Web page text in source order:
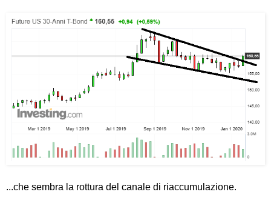
...che sembra la rottura del canale di riaccumulazione.